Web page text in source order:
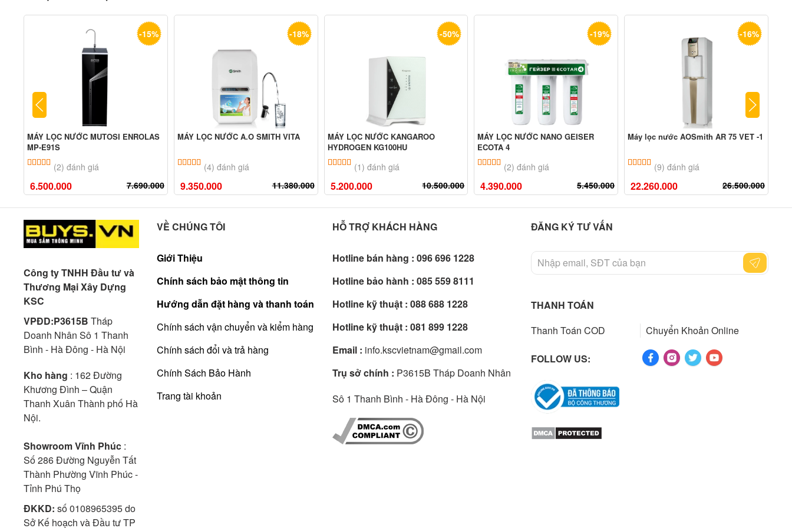
-15%
MÁY LỌC NƯỚC MUTOSI ENROLAS
MP-E91S
5.00 trên 5 dựa trên
(2) đánh giá
6.500.000 7.690.000
-18%
MÁY LỌC NƯỚC A.O SMITH VITA
5.00 trên 5 dựa trên
(4) đánh giá
9.350.000 11.380.000
-50%
MÁY LỌC NƯỚC KANGAROO
HYDROGEN KG100HU
5.00 trên 5 dựa trên
(1) đánh giá
5.200.000 10.500.000
-19%
MÁY LỌC NƯỚC NANO GEISER
ECOTA 4
5.00 trên 5 dựa trên
2(2) đánh giá
4.390.000 5.450.000
-16%
Máy lọc nước AOSmith AR 75 VET -1
5.00 trên 5 dựa trên
9(9) đánh giá
22.260.000 26.500.000
Công ty TNHH Đầu tư và
Thương Mại Xây Dựng
KSC
VPĐD:P3615B Tháp
Doanh Nhân Sô 1 Thanh
Bình - Hà Đông - Hà Nội
Kho hàng : 162 Đường
Khương Đình – Quận
Thanh Xuân Thành phố Hà
Nội.
Showroom Vĩnh Phúc :
Số 286 Đường Nguyễn Tất
Thành Phường Vĩnh Phúc -
Tỉnh Phú Thọ
ĐKKD: số 0108965395 do
Sở Kế hoạch và Đầu tư TP
VỀ CHÚNG TÔI
Giới Thiệu
Chính sách bảo mật thông tin
Hướng dẫn đặt hàng và thanh toán
Chính sách vận chuyển và kiểm hàng
Chính sách đổi và trả hàng
Chính Sách Bảo Hành
Trang tài khoản
HỖ TRỢ KHÁCH HÀNG
Hotline bán hàng : 096 696 1228
Hotline bảo hành : 085 559 8111
Hotline kỹ thuật : 088 688 1228
Hotline kỹ thuật : 081 899 1228
Email : info.kscvietnam@gmail.com
Trụ sở chính : P3615B Tháp Doanh Nhân
Sô 1 Thanh Bình - Hà Đông - Hà Nội
ĐĂNG KÝ TƯ VẤN
THANH TOÁN
Thanh Toán COD
Chuyển Khoản Online
FOLLOW US: